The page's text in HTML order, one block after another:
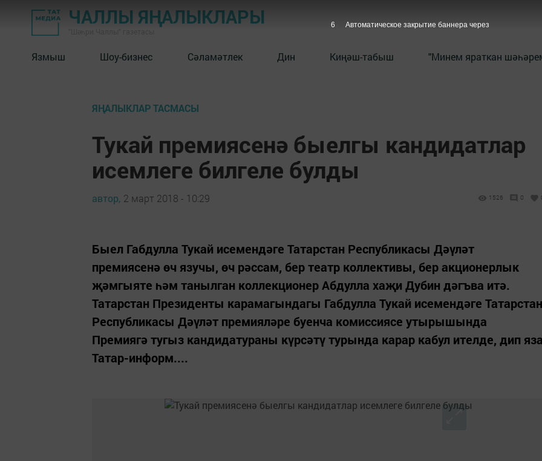
ЧАЛЛЫ ЯҢАЛЫКЛАРЫ
Язмыш Шоу-бизнес Сәламәтлек Дин Киңәш-табыш "Минем яраткан
ЯҢАЛЫКЛАР ТАСМАСЫ
Тукай премиясенә быелгы кандидатлар
исемлеге билгеле булды
автор, 2 март 2018 - 10:29 1526 0
Быел Габдулла Тукай исемендәге Татарстан Республикасы Дәүләт
премиясенә өч язучы, өч рәссам, бер театр коллективы, бер акционерлык
җәмгыяте һәм танылган коллекционер Абдулла хаҗи Дубин дәгъва итә.
Татарстан Президенты карамагындагы Габдулла Тукай исемендәге Татарстан
Республикасы Дәүләт премияләре буенча комиссиясе утырышында
Премиягә тугыз кандидатураны күрсәтү турында карар кабул ителде, дип
Татар-информ....
5 Автоматическое закрытие баннера через